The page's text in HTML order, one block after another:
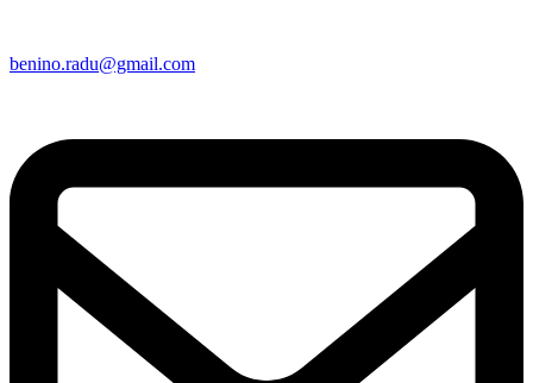
benino.radu@gmail.com